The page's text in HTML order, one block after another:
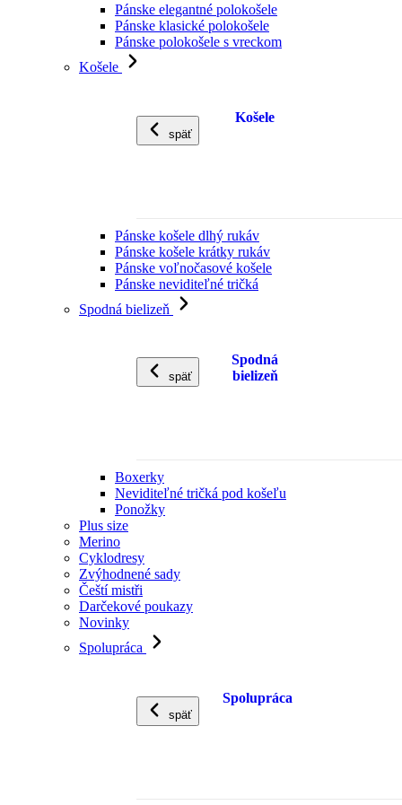
Pánske elegantné polokošele
Pánske klasické polokošele
Pánske polokošele s vreckom
Košele
späť
Košele
Pánske košele dlhý rukáv
Pánske košele krátky rukáv
Pánske voľnočasové košele
Pánske neviditeľné tričká
Spodná bielizeň
späť
Spodná
bielizeň
Boxerky
Neviditeľné tričká pod košeľu
Ponožky
Plus size
Merino
Cyklodresy
Zvýhodnené sady
Čeští mistři
Darčekové poukazy
Novinky
Spolupráca
späť
Spolupráca